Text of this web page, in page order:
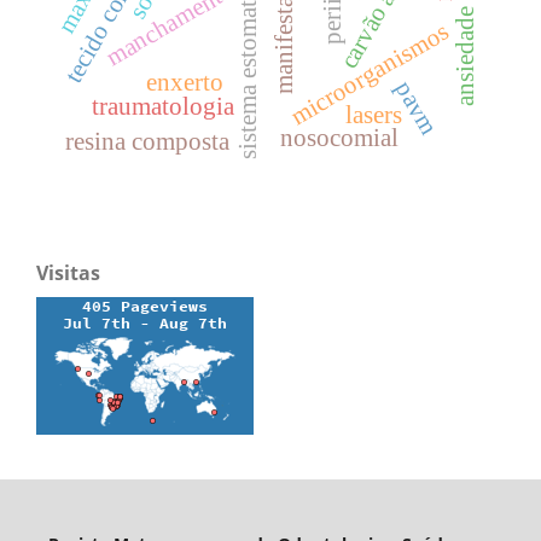
manchamento microorganismos
enxerto
traumatologia
resina composta
ansiedade
lasers
nosocomialpavm
Visitas